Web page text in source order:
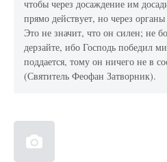
чтобы через досаждение им
прямо действует, но через
Это не значит, что он силен; не
дерзайте, ибо Господь победил
поддается, тому он ничего не в
(Святитель Феофан Затворник).